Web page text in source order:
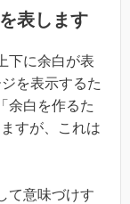
表します
下に余白が表
を表示するた
余白を作るた
すが、これは
て意味づけす